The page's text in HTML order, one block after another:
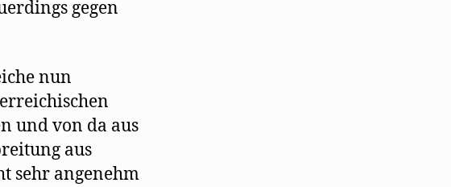
gegen
nun
und von da aus
aus
sehr angenehm